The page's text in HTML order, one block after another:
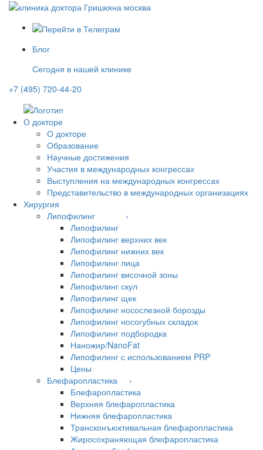
Блог
Сегодня в нашей клинике
+7 (495) 720-44-20
О докторе
О докторе
Образование
Научные достижения
Участия в международных конгрессах
Выступления на международных конгрессах
Представительство в международных организациях
Хирургия
Липофилинг ›
Липофилинг
Липофилинг верхних век
Липофилинг нижних век
Липофилинг лица
Липофилинг височной зоны
Липофилинг скул
Липофилинг щек
Липофилинг носослезной борозды
Липофилинг носогубных складок
Липофилинг подбородка
Наножир/NanoFat
Липофилинг с использованием PRP
Цены
Блефаропластика ›
Блефаропластика
Верхняя блефаропластика
Нижняя блефаропластика
Трансконъюктивальная блефаропластика
Жиросохраняющая блефаропластика